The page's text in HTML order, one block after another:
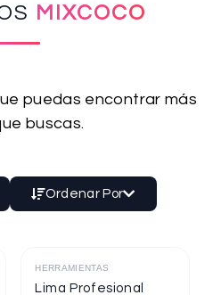
MIXCOCO
puedas encontrar más
buscas.
Ordenar Por
Destacado
HERRAMIENTAS
Lima Profesional